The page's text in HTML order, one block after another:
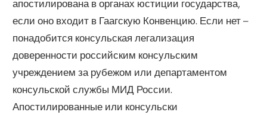
апостилирована в органах юстиции государства,
если оно входит в Гаагскую Конвенцию. Если нет –
понадобится консульская легализация
доверенности российским консульским
учреждением за рубежом или департаментом
консульской службы МИД России.
Апостилированные или консульски